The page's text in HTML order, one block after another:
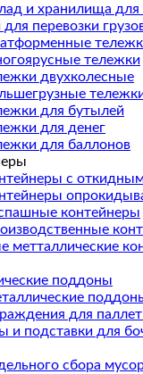
и хранилища для
перевозки
тележки
двухколесные
для бутылей
для денег
для баллонов
с
контейнеры
метталлические
поддоны
для
и подставки для
сбора